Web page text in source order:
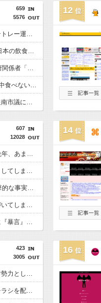
659
5576
「幅が大きいのでぶつからずは難しい」ベントレー運転の韓国籍男 衝動買いは“見積もり”だけ フォロワー50万人 偽りの豪華生活
「今がチャンスですよ」韓国人YouTuberが日本の飲食チェーンが韓国で大ウケする理由を熱弁！
米国、パトリオット在庫1700基未満…米政府関係者「北朝鮮との戦争時に在韓米軍は脆弱」
韓国人のキムチ消費量が15年で急減 「1日中食べない」人も増加
【大阪高裁】在日コリアンへの名誉棄損、泉南市議に再び賠償命令 SNS投稿、攻撃誘発の危険指摘 民族差別は認められず
12
607
12028
【悲報】大女優・小川真由美さん（86）の晩年、あまりにも闇が深すぎる・・・・
【衝撃】佐藤二朗さん、ガチで『びっくり』してしまう！！！！！！
【速報】WEST.重岡大毅＆濱田崇裕、『衝撃的な事実』が判明する！！！！！！
【悲報】特攻隊員、『恐ろしい事実』に気づいてしまった結果・・・・
【速報】ゼレンスキー大統領、あの有名人に『暴言』を吐いてしまう！！！！！
14
423
3005
財務省の超エリート一松旬、高市減税の反対勢力として左遷
「世界唯一の被爆国は北朝鮮」と主張し、チラシを配布する輩が発生
16